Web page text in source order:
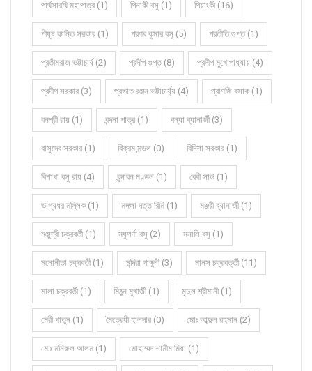
পার্থসারথি মহাপাত্র (1) পিনাকী বসু (1) পিয়াংকী (16)
পীযূষ কান্তি সরকার (1) প্রণব কুমার বসু (5) প্রতীতি গুপ্ত (1)
প্রতীমরাজ ভট্টাচার্য (2) প্রদীপ গুপ্ত (8) প্রদীপ মুখোপাধ্যায় (4)
প্রদীপ সরকার (3) প্রভাত রঞ্জন ভট্টাচার্য্য (4) প্রাণজি বসাক (1)
বনশ্রী রায় (1) বন্দনা পাত্র (1) বন্যা ব্যানার্জী (3)
বাসুদেব সরকার (1) বিক্রম মন্ডল (0) বিদিশা সরকার (1)
বিশাখা বসু রায় (4) বৃন্দাবন মণ্ডল (1) বেবী সাউ (1)
ভাগ্যধর মল্লিক (1) মঙ্গলা দত্ত রিমি (1) মঞ্জরী ব্যানার্জী (1)
মঞ্জুশ্রী চক্রবর্তী (1) মধুপর্ণা বসু (2) মনালি বসু (1)
মনোনীতা চক্রবর্তী (1) মন্দিরা গাঙ্গুলী (3) মানস চক্রবর্ত্তী (11)
মালা চক্রবর্তী (1) মিঠুন মুখার্জী (1) মৃদুল শ্রীমানী (1)
মেরী খাতুন (1) মৈত্রেয়ী হালদার (0) মোঃ আব্দুল রহমান (2)
মোঃ মনিরুল আলম (1) মোহাম্মদ শামীম মিয়া (1)